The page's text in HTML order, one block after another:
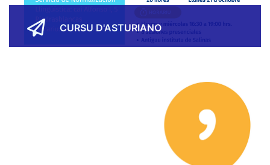
CURSU D'ASTURIANO